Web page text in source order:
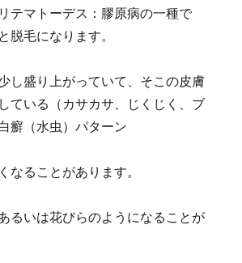
テマトーデス：膠原病の一種で
脱毛になります。
し盛り上がっていて、そこの皮膚
ている（カサカサ、じくじく、ブ
癬（水虫）パターン
なることがあります。
るいは花びらのようになることが